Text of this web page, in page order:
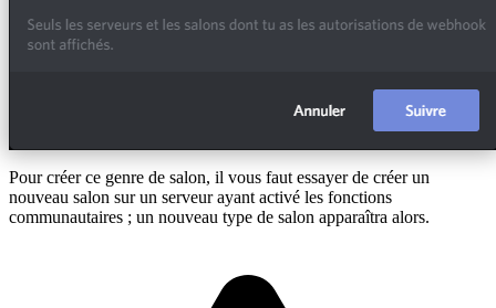
Pour créer ce genre de salon, il vous faut essayer de créer un
nouveau salon sur un serveur ayant activé les fonctions
communautaires ; un nouveau type de salon apparaîtra alors.